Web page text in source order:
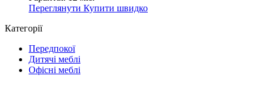
Переглянути Купити швидко
Категорії
Передпокої
Дитячі меблі
Офісні меблі